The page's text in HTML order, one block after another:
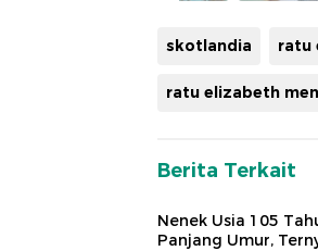
skotlandia ratu
ratu elizabeth
Berita Terkait
Nenek Usia 105
Panjang Umur,